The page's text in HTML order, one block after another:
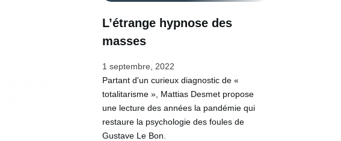
L’étrange hypnose des
masses
1 septembre, 2022
Partant d'un curieux diagnostic de «
totalitarisme », Mattias Desmet propose
une lecture des années la pandémie qui
restaure la psychologie des foules de
Gustave Le Bon.